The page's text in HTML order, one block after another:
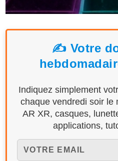
✍️ Votre
Indiquez simplement
chaque vendredi soir le
AR XR, casques,
applications,